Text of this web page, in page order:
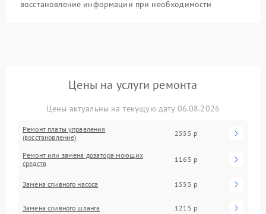
восстановление информации при необходимости
Цены на услуги ремонта
Цены актуальны на текущую дату 06.08.2026
Ремонт платы управления
(восстановление)
2555 р
Ремонт или замена дозатора моющих
средств
1165 р
Замена сливного насоса 1555 р
Замена сливного шланга 1215 р